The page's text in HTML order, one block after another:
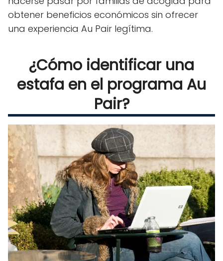
obtener beneficios económicos sin ofrecer
una experiencia Au Pair legítima.
¿Cómo identificar una
estafa en el programa Au
Pair?